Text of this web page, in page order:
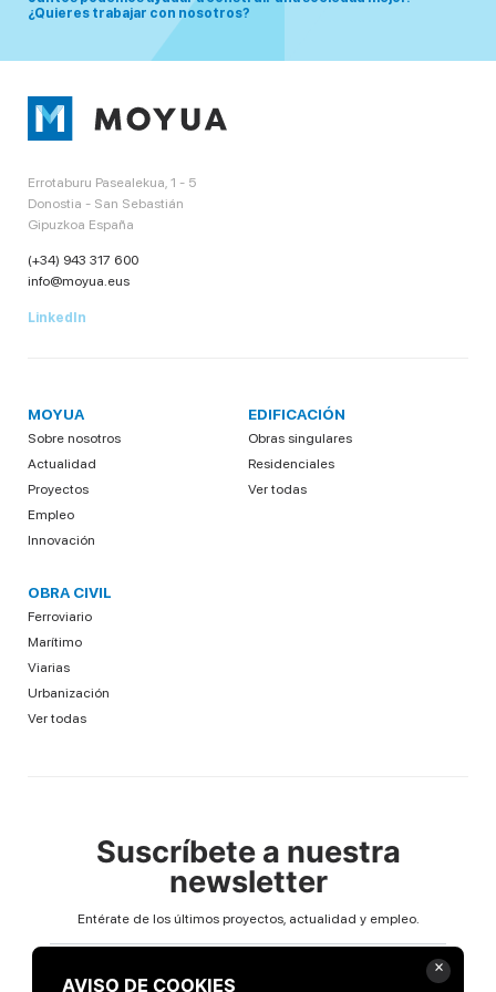
¿Quieres trabajar con nosotros?
Errotaburu Pasealekua, 1 - 5
Donostia - San Sebastián
Gipuzkoa España
(+34) 943 317 600
info@moyua.eus
LinkedIn
MOYUA
Sobre nosotros
Actualidad
Proyectos
Empleo
Innovación
EDIFICACIÓN
Obras singulares
Residenciales
Ver todas
OBRA CIVIL
Ferroviario
Marítimo
Viarias
Urbanización
Ver todas
Suscríbete a nuestra
newsletter
Entérate de los últimos proyectos, actualidad y empleo.
AVISO DE COOKIES
×